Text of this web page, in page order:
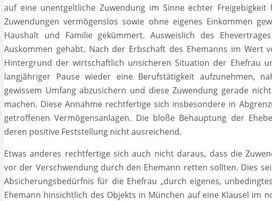
auf eine unentgeltliche Zuwendung im Sinne echter
Zuwendungen vermögenslos sowie ohne eigenes Einkommen
Haushalt und Familie gekümmert. Ausweislich des
Auskommen gehabt. Nach der Erbschaft des Ehemanns im Wert
Hintergrund der wirtschaftlich unsicheren Situation der Ehefrau
langjähriger Pause wieder eine Berufstätigkeit aufzunehmen,
gewissem Umfang abzusichern und diese Zuwendung gerade
machen. Diese Annahme rechtfertige sich insbesondere in
getroffenen Vermögensanlagen. Die bloße Behauptung der
deren positive Feststellung nicht ausreichend.
Etwas anderes rechtfertige sich auch nicht daraus, dass die
vor der Verschwendung durch den Ehemann retten sollten. Dies
Absicherungsbedürfnis für die Ehefrau „durch eigenes,
Ehemann hinsichtlich des Objekts in München auf eine Klausel im